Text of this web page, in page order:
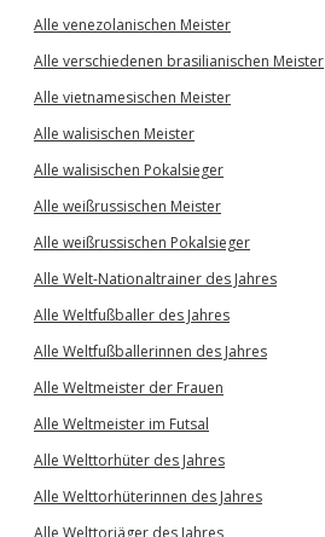
Alle venezolanischen Meister
Alle verschiedenen brasilianischen Meister
Alle vietnamesischen Meister
Alle walisischen Meister
Alle walisischen Pokalsieger
Alle weißrussischen Meister
Alle weißrussischen Pokalsieger
Alle Welt-Nationaltrainer des Jahres
Alle Weltfußballer des Jahres
Alle Weltfußballerinnen des Jahres
Alle Weltmeister der Frauen
Alle Weltmeister im Futsal
Alle Welttorhüter des Jahres
Alle Welttorhüterinnen des Jahres
Alle Welttorjäger des Jahres